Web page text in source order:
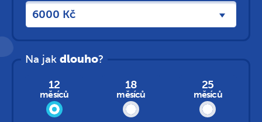
Na jakdlouho?
12
měsíců
18
měsíců
25
měsíců